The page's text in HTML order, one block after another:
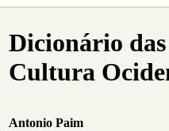
Dicionário
Cultura
Antonio Paim